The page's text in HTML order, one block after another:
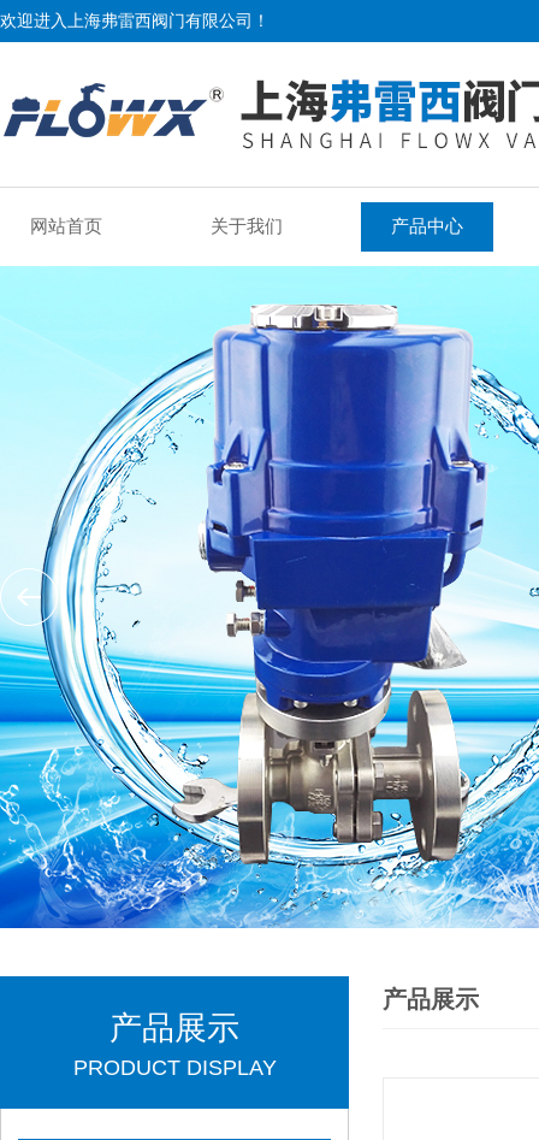
欢迎进入上海弗雷西阀门有限公司！
网站首页 关于我们 产品中心
产品展示
产品展示
PRODUCT DISPLAY